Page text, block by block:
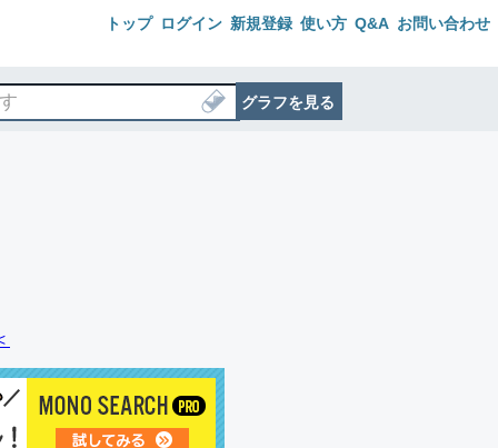
トップ ログイン 新規登録 使い方 Q&A お問い合わせ
グラフを見る